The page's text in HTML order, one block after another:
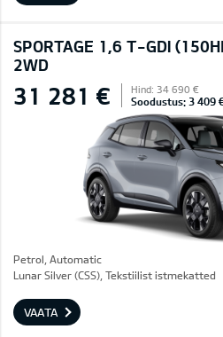
SPORTAGE 1,6 T-GDI
2WD
31 281 € Hind: 34 690 €
Soodustus: 3 409
Petrol, Automatic
Lunar Silver (CSS), Tekstiilist istmekatted
VAATA